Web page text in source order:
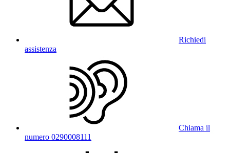
Richiedi
assistenza
Chiama il
numero 0290008111